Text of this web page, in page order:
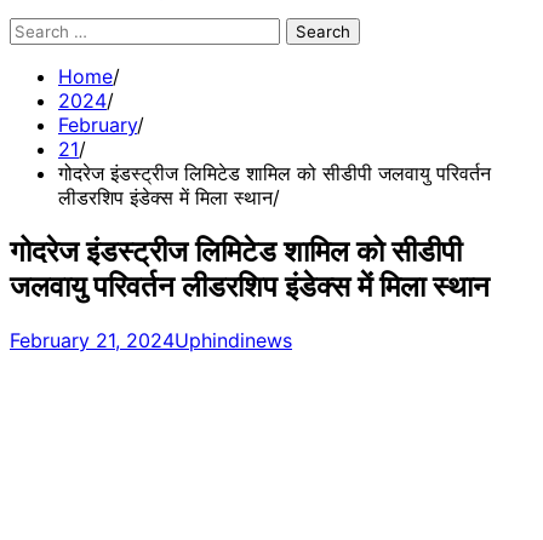
Search
Home
2024
February
21
गोदरेज इंडस्ट्रीज लिमिटेड शामिल को सीडीपी जलवायु परिवर्तन
लीडरशिप इंडेक्स में मिला स्थान
गोदरेज इंडस्ट्रीज लिमिटेड शामिल को सीडीपी
जलवायु परिवर्तन लीडरशिप इंडेक्स में मिला स्थान
February 21, 2024Uphindinews